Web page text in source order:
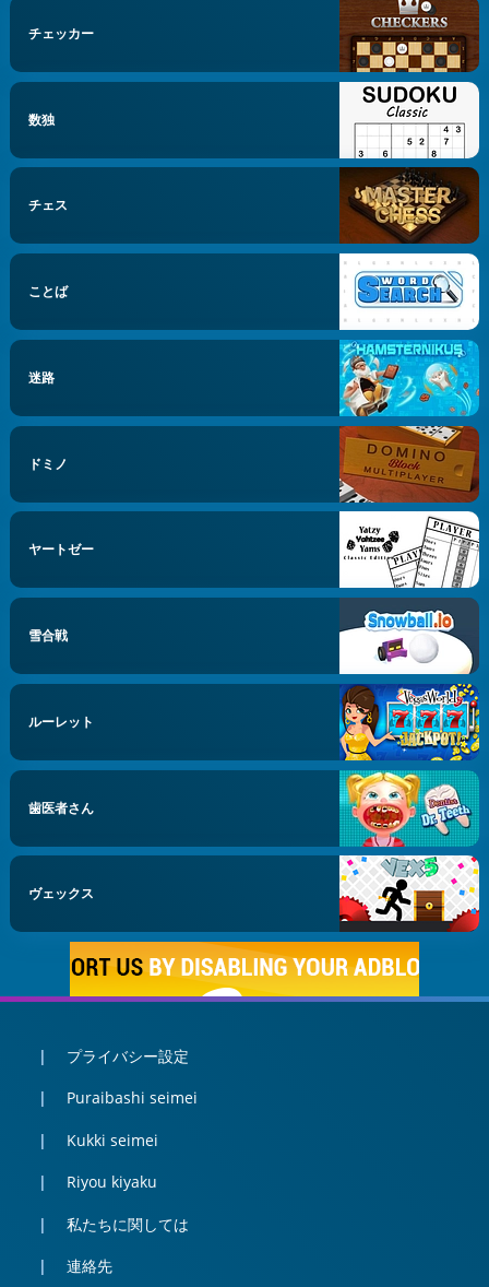
チェッカー
数独
チェス
ことば
迷路
ドミノ
ヤートゼー
雪合戦
ルーレット
歯医者さん
ヴェックス
プライバシー設定
Puraibashi seimei
Kukki seimei
Riyou kiyaku
私たちに関しては
連絡先